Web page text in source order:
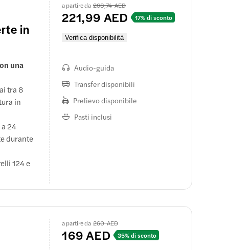
in
a partire da 268,74 AED
221,99 AED 17% di sconto
Verifica disponibilità
Audio-guida
Transfer disponibili
Prelievo disponibile
Pasti inclusi
una
tra 8
in
24
durante
124 e
uno
su Palm
a partire da 260 AED
169 AED 35% di sconto